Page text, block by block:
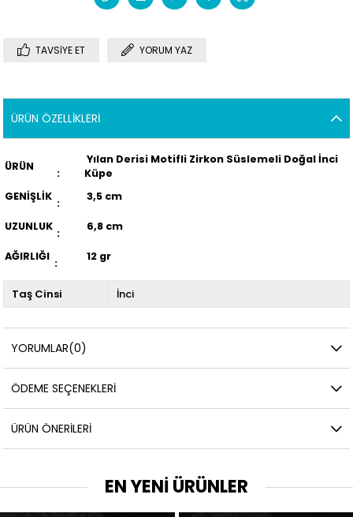
TAVSIYE ET YORUM YAZ
ÜRÜN ÖZELLIKLERI
ÜRÜN
:
Yılan Derisi Motifli Zirkon Süslemeli Doğal İnci
Küpe
GENİŞLİK
:
3,5 cm
UZUNLUK
:
6,8 cm
AĞIRLIĞI
:
12 gr
Taş Cinsi İnci
YORUMLAR(0)
ÖDEME SEÇENEKLERI
ÜRÜN ÖNERILERI
EN YENİ ÜRÜNLER